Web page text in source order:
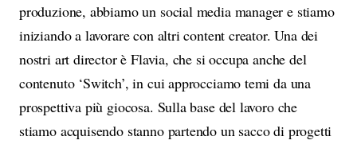
produzione, abbiamo un social media manager e stiamo
iniziando a lavorare con altri content creator. Una dei
nostri art director è Flavia, che si occupa anche del
contenuto ‘Switch’, in cui approcciamo temi da una
prospettiva più giocosa. Sulla base del lavoro che
stiamo acquisendo stanno partendo un sacco di progetti